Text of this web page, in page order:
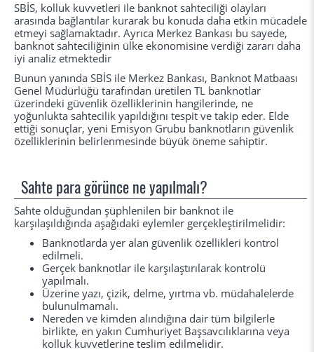
SBİS, kolluk kuvvetleri ile banknot sahteciliği olayları
arasında bağlantılar kurarak bu konuda daha etkin mücadele
etmeyi sağlamaktadır. Ayrıca Merkez Bankası bu sayede,
banknot sahteciliğinin ülke ekonomisine verdiği zararı daha
iyi analiz etmektedir
Bunun yanında SBİS ile Merkez Bankası, Banknot Matbaası
Genel Müdürlüğü tarafından üretilen TL banknotlar
üzerindeki güvenlik özelliklerinin hangilerinde, ne
yoğunlukta sahtecilik yapıldığını tespit ve takip eder. Elde
ettiği sonuçlar, yeni Emisyon Grubu banknotların güvenlik
özelliklerinin belirlenmesinde büyük öneme sahiptir.
Sahte para görünce ne yapılmalı?
Sahte olduğundan şüphlenilen bir banknot ile
karşılaşıldığında aşağıdaki eylemler gerçekleştirilmelidir:
Banknotlarda yer alan güvenlik özellikleri kontrol
edilmeli.
Gerçek banknotlar ile karşılaştırılarak kontrolü
yapılmalı.
Üzerine yazı, çizik, delme, yırtma vb. müdahalelerde
bulunulmamalı.
Nereden ve kimden alındığına dair tüm bilgilerle
birlikte, en yakın Cumhuriyet Başsavcılıklarına veya
kolluk kuvvetlerine teslim edilmelidir.